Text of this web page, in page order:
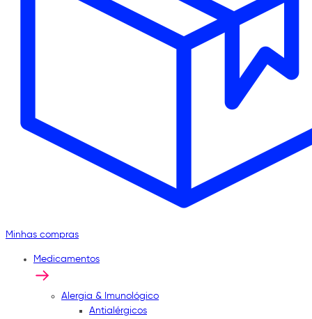
Minhas compras
Medicamentos
Alergia & Imunológico
Antialérgicos